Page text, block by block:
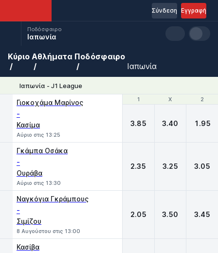
Εγγραφή
Σύνδεση
Ποδόσφαιρο
Ιαπωνία
Κύριο Αθλήματα Ποδόσφαιρο
Ιαπωνία
Ιαπωνία - J1 League
1 X 2
Γιοκοχάμα Μαρίνος
-
Κασίμα
Αύριο στις 13:25
1 X 2
3.85 3.40 1.95
Γκάμπα Οσάκα
-
Ουράβα
Αύριο στις 13:30
2.35 3.25 3.05
Ναγκόγια Γκράμπους
-
Σιμίζου
8 Αυγούστου στις 13:00
2.05 3.50 3.45
Κασίβα